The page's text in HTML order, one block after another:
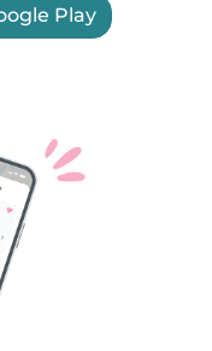
Play